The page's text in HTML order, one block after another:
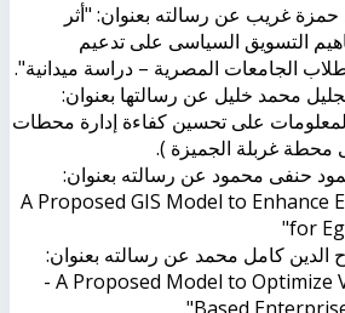
حمزة غريب عن رسالته بعنوان: "أثر
التسويق السياسى على تدعيم
الجامعات المصرية – دراسة ميدانية".
محمد خليل عن رسالتها بعنوان:
على تحسين كفاءة إدارة محطات
محطة غربلة الجميزة ).
for